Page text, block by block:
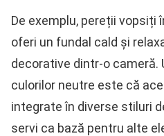
De exemplu, pereții vopsiți
oferi un fundal cald și
decorative dintr-o cameră.
culorilor neutre este că
integrate în diverse stiluri
servi ca bază pentru alte